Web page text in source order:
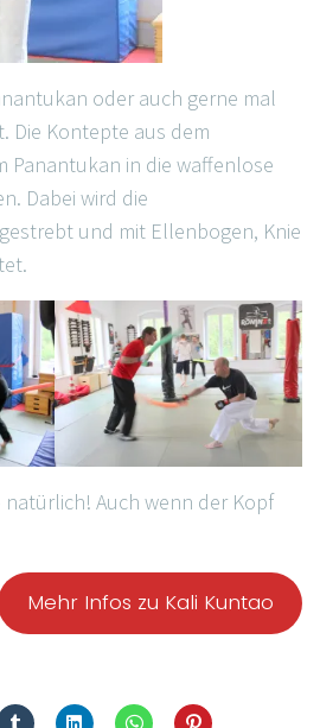
oder auch gerne mal
Die Kontepte aus dem
Panantukan in die waffenlose
Dabei wird die
und mit Ellenbogen, Knie
natürlich! Auch wenn der Kopf
Mehr Infos zu Kali Kuntao